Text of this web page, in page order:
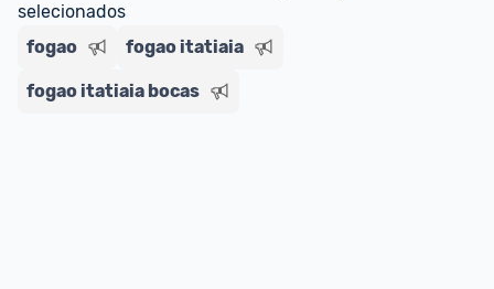
selecionados
fogao
fogao itatiaia
fogao itatiaia bocas